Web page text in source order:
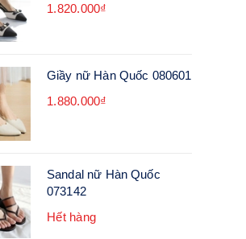
1.820.000₫
Giầy nữ Hàn Quốc 080601
1.880.000₫
Sandal nữ Hàn Quốc
073142
Hết hàng